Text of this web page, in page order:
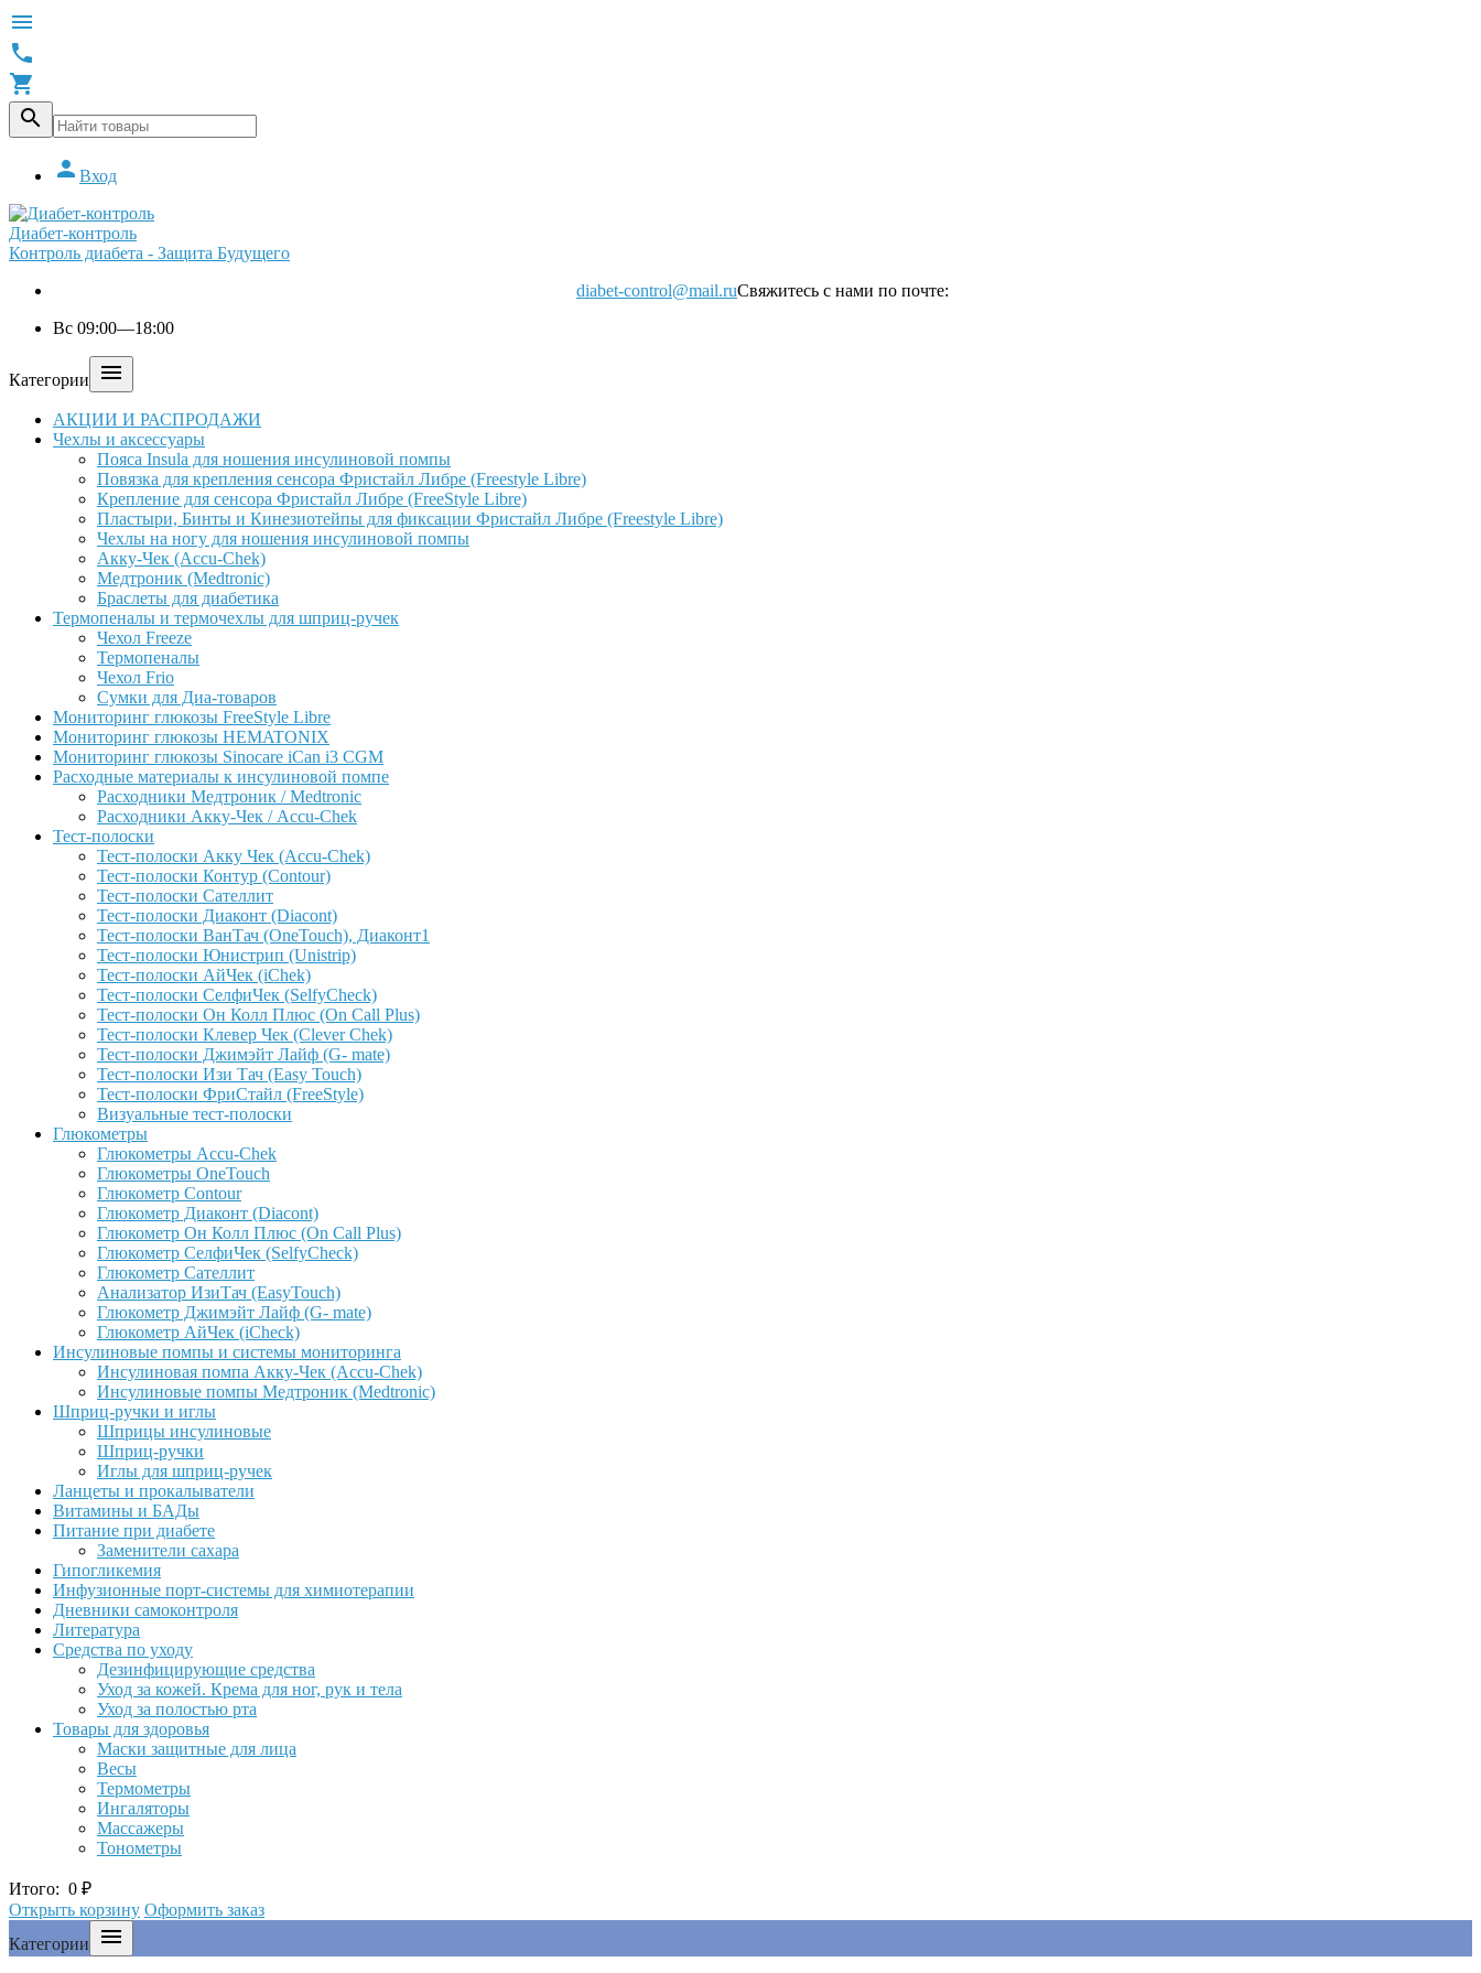




 Вход
Диабет-контроль
Контроль диабета - Защита Будущего
diabet-control@mail.ruСвяжитесь с нами по почте:
Вс 09:00—18:00
Категории 
АКЦИИ И РАСПРОДАЖИ
Чехлы и аксессуары
Пояса Insula для ношения инсулиновой помпы
Повязка для крепления сенсора Фристайл Либре (Freestyle Libre)
Крепление для сенсора Фристайл Либре (FreeStyle Libre)
Пластыри, Бинты и Кинезиотейпы для фиксации Фристайл Либре (Freestyle Libre)
Чехлы на ногу для ношения инсулиновой помпы
Акку-Чек (Accu-Chek)
Медтроник (Medtronic)
Браслеты для диабетика
Термопеналы и термочехлы для шприц-ручек
Чехол Freeze
Термопеналы
Чехол Frio
Сумки для Диа-товаров
Мониторинг глюкозы FreeStyle Libre
Мониторинг глюкозы HEMATONIX
Мониторинг глюкозы Sinocare iCan i3 CGM
Расходные материалы к инсулиновой помпе
Расходники Медтроник / Medtronic
Расходники Акку-Чек / Accu-Chek
Тест-полоски
Тест-полоски Акку Чек (Accu-Chek)
Тест-полоски Контур (Contour)
Тест-полоски Сателлит
Тест-полоски Диаконт (Diacont)
Тест-полоски ВанТач (OneTouch), Диаконт1
Тест-полоски Юнистрип (Unistrip)
Тест-полоски АйЧек (iChek)
Тест-полоски СелфиЧек (SelfyCheck)
Тест-полоски Он Колл Плюс (On Call Plus)
Тест-полоски Клевер Чек (Clever Chek)
Тест-полоски Джимэйт Лайф (G- mate)
Тест-полоски Изи Тач (Easy Touch)
Тест-полоски ФриCтайл (FreeStyle)
Визуальные тест-полоски
Глюкометры
Глюкометры Accu-Сhek
Глюкометры OneTouch
Глюкометр Contour
Глюкометр Диаконт (Diacont)
Глюкометр Он Колл Плюс (On Call Plus)
Глюкометр СелфиЧек (SelfyCheck)
Глюкометр Сателлит
Анализатор ИзиТач (EasyTouch)
Глюкометр Джимэйт Лайф (G- mate)
Глюкометр АйЧек (iCheck)
Инсулиновые помпы и системы мониторинга
Инсулиновая помпа Акку-Чек (Accu-Chek)
Инсулиновые помпы Медтроник (Medtronic)
Шприц-ручки и иглы
Шприцы инсулиновые
Шприц-ручки
Иглы для шприц-ручек
Ланцеты и прокалыватели
Витамины и БАДы
Питание при диабете
Заменители сахара
Гипогликемия
Инфузионные порт-системы для химиотерапии
Дневники самоконтроля
Литература
Средства по уходу
Дезинфицирующие средства
Уход за кожей. Крема для ног, рук и тела
Уход за полостью рта
Товары для здоровья
Маски защитные для лица
Весы
Термометры
Ингаляторы
Массажеры
Тонометры
Итого: 0 ₽
Открыть корзину Оформить заказ
Категории
